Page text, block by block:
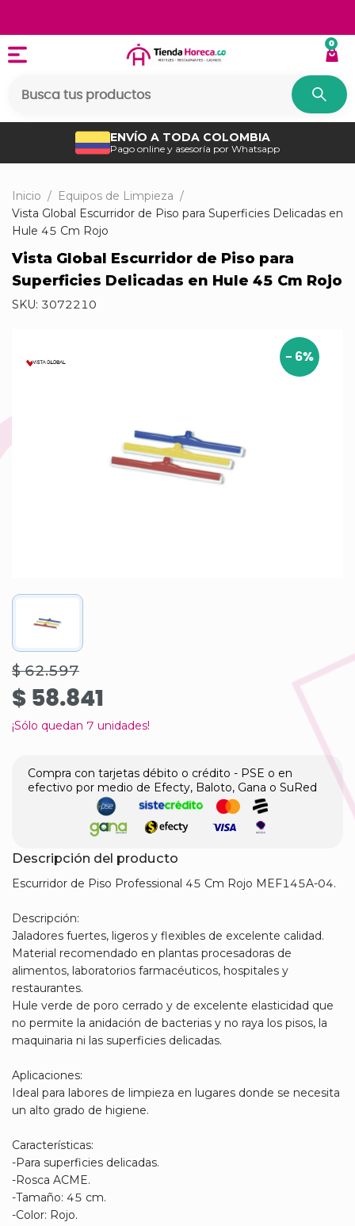
0
ENVÍO A TODA COLOMBIA
Pago online y asesoría por Whatsapp
Inicio / Equipos de Limpieza /
Vista Global Escurridor de Piso para Superficies Delicadas en
Hule 45 Cm Rojo
Vista Global Escurridor de Piso para
Superficies Delicadas en Hule 45 Cm Rojo
SKU: 3072210
- 6%
¡Sólo quedan 7 unidades!
$ 62.597
$ 58.841
Compra con tarjetas débito o crédito - PSE o en
efectivo por medio de Efecty, Baloto, Gana o SuRed
Descripción del producto
Escurridor de Piso Professional 45 Cm Rojo MEF145A-04.
Descripción:
Jaladores fuertes, ligeros y flexibles de excelente calidad.
Material recomendado en plantas procesadoras de
alimentos, laboratorios farmacéuticos, hospitales y
restaurantes.
Hule verde de poro cerrado y de excelente elasticidad que
no permite la anidación de bacterias y no raya los pisos, la
maquinaria ni las superficies delicadas.
Aplicaciones:
Ideal para labores de limpieza en lugares donde se necesita
un alto grado de higiene.
Características:
-Para superficies delicadas.
-Rosca ACME.
-Tamaño: 45 cm.
-Color: Rojo.